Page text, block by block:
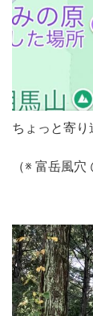
ちょっと寄
（※ 富岳風